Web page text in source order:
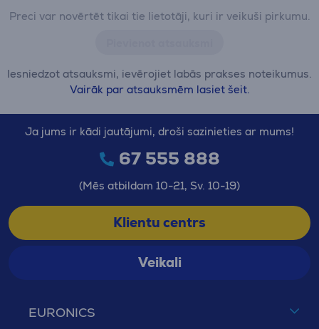
Preci var novērtēt tikai tie lietotāji, kuri ir veikuši pirkumu.
Iesniedzot atsauksmi, ievērojiet labās prakses noteikumus.
Vairāk par atsauksmēm lasiet šeit.
EURONICS
Ja jums ir kādi jautājumi, droši sazinieties ar mums!
67 555 888
(Mēs atbildam 10-21, Sv. 10-19)
Klientu centrs
Veikali